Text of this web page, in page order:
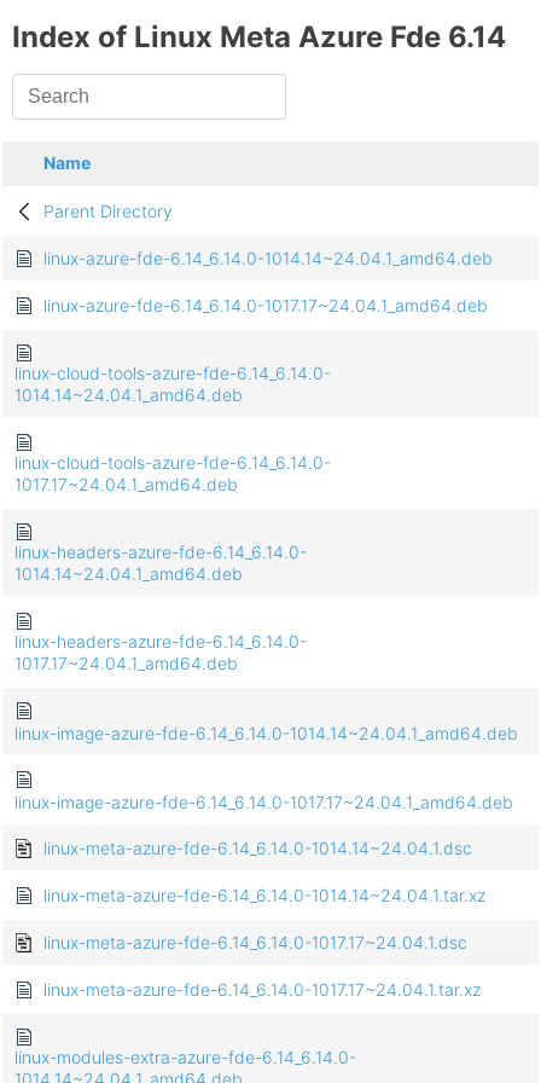
Index of Linux Meta Azure Fde 6.14
Name
Parent Directory
linux-azure-fde-6.14_6.14.0-1014.14~24.04.1_amd64.deb
linux-azure-fde-6.14_6.14.0-1017.17~24.04.1_amd64.deb
linux-cloud-tools-azure-fde-6.14_6.14.0-
1014.14~24.04.1_amd64.deb
linux-cloud-tools-azure-fde-6.14_6.14.0-
1017.17~24.04.1_amd64.deb
linux-headers-azure-fde-6.14_6.14.0-
1014.14~24.04.1_amd64.deb
linux-headers-azure-fde-6.14_6.14.0-
1017.17~24.04.1_amd64.deb
linux-image-azure-fde-6.14_6.14.0-1014.14~24.04.1_amd64.deb
linux-image-azure-fde-6.14_6.14.0-1017.17~24.04.1_amd64.deb
linux-meta-azure-fde-6.14_6.14.0-1014.14~24.04.1.dsc
linux-meta-azure-fde-6.14_6.14.0-1014.14~24.04.1.tar.xz
linux-meta-azure-fde-6.14_6.14.0-1017.17~24.04.1.dsc
linux-meta-azure-fde-6.14_6.14.0-1017.17~24.04.1.tar.xz
linux-modules-extra-azure-fde-6.14_6.14.0-